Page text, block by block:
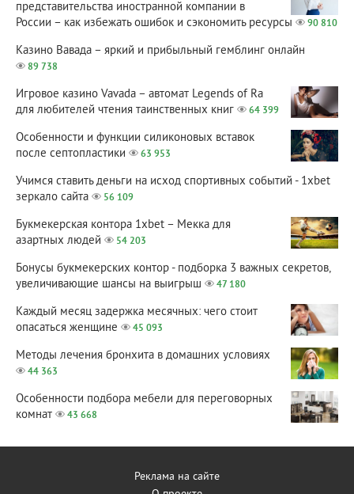
представительства иностранной компании в
России – как избежать ошибок и сэкономить ресурсы
90 810
Казино Вавада – яркий и прибыльный гемблинг онлайн
89 738
Игровое казино Vavada – автомат Legends of Ra
для любителей чтения таинственных книг
64 399
Особенности и функции силиконовых вставок
после септопластики
63 953
Учимся ставить деньги на исход спортивных событий - 1xbet
зеркало сайта
56 109
Букмекерская контора 1xbet – Мекка для
азартных людей
54 203
Бонусы букмекерских контор - подборка 3 важных секретов,
увеличивающие шансы на выигрыш
47 180
Каждый месяц задержка месячных: чего стоит
опасаться женщине
45 093
Методы лечения бронхита в домашних условиях
44 363
Особенности подбора мебели для переговорных
комнат
43 668
Реклама на сайте